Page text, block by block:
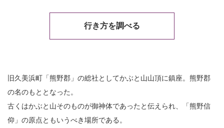
行き方を調べる
旧久美浜町「熊野郡」の総社としてかぶと山山頂に鎮座。熊野郡
の名のもととなった。
古くはかぶと山そのものが御神体であったと伝えられ、「熊野信
仰」の原点ともいうべき場所である。